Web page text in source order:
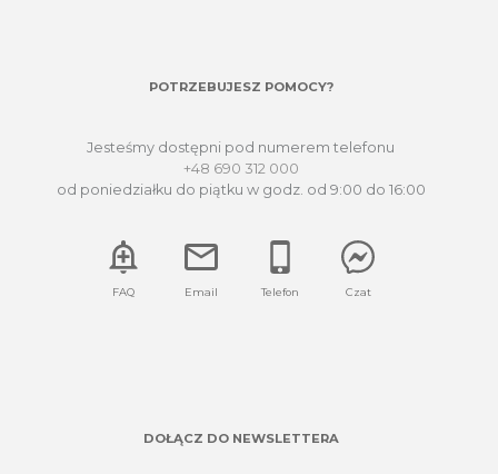
POTRZEBUJESZ POMOCY?
Jesteśmy dostępni pod numerem telefonu
+48 690 312 000
od poniedziałku do piątku w godz. od 9:00 do 16:00
FAQ Email Telefon Czat
DOŁĄCZ DO NEWSLETTERA